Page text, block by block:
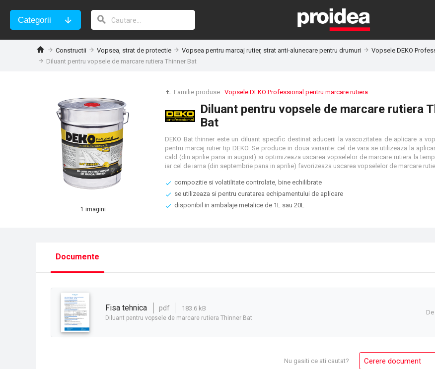
Categorii
Constructii Vopsea, strat de protectie Vopsea pentru marcaj rutier, strat anti-alunecare pentru drumuri
Vopsele DEKO
Diluant pentru vopsele de marcare rutiera Thinner Bat
Familie produse: Vopsele DEKO Professional pentru marcare rutiera
Diluant pentru vopsele de marcare rutiera
Bat
1 imagini
DEKO Bat thinner este un diluant specific destinat aducerii la vascozitatea de aplicare a
pentru marcaj rutier tip DEKO. Se produce in doua variante: cel de vara se utilizeaza la
cald (din aprilie pana in august) si optimizeaza uscarea vopselelor de marcare rutiera la
compozitie si volatilitate controlate, bine echilibrate
se utilizeaza si pentru curatarea echipamentului de aplicare
disponibil in ambalaje metalice de 1L sau 20L
Documente
fisa tehnica pdf 183.6 kB
Diluant pentru vopsele de marcare rutiera Thinner Bat
Nu gasiti ce ati cautat? Cerere document